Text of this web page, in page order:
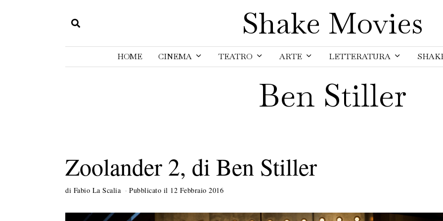
Shake Movies
HOME CINEMA TEATRO ARTE LETTERATURA
Ben Stiller
Zoolander 2, di Ben Stiller
di Fabio La Scalia Pubblicato il 12 Febbraio 2016